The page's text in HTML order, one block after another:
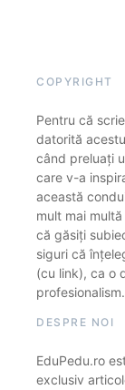
COPYRIGHT
Pentru că
datorită
când preluați
care v-a
această
mult mai
că găsiți
siguri că
(cu link), ca o
DESPRE NOI
EduPedu.ro
exclusiv